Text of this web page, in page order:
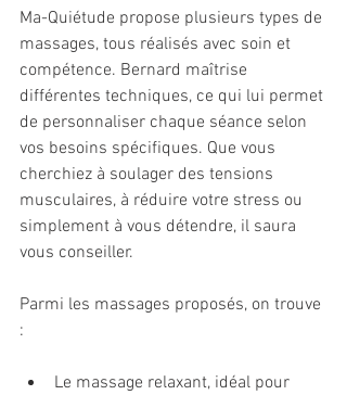
Ma-Quiétude propose plusieurs types de
massages, tous réalisés avec soin et
compétence. Bernard maîtrise
différentes techniques, ce qui lui permet
de personnaliser chaque séance selon
vos besoins spécifiques. Que vous
cherchiez à soulager des tensions
musculaires, à réduire votre stress ou
simplement à vous détendre, il saura
vous conseiller.
Parmi les massages proposés, on trouve
:
Le massage relaxant, idéal pour